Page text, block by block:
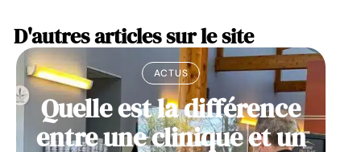
D'autres articles sur le site
ACTUS
Quelle est la différence
entre une clinique et un